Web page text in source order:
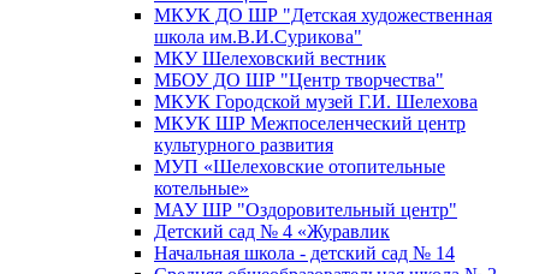
МКУК ДО ШР "Детская художественная
школа им.В.И.Сурикова"
МКУ Шелеховский вестник
МБОУ ДО ШР "Центр творчества"
МКУК Городской музей Г.И. Шелехова
МКУК ШР Межпоселенческий центр
культурного развития
МУП «Шелеховские отопительные
котельные»
МАУ ШР "Оздоровительный центр"
Детский сад № 4 «Журавлик
Начальная школа - детский сад № 14